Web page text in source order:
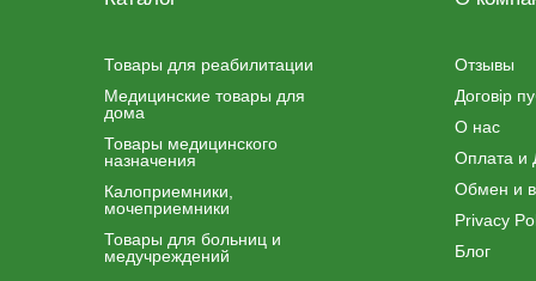
Товары для реабилитации
Медицинские товары для
дома
Товары медицинского
назначения
Калоприемники,
мочеприемники
Товары для больниц и
медучреждений
Отзывы
Договір
О нас
Оплата и
Обмен и
Privacy
Блог